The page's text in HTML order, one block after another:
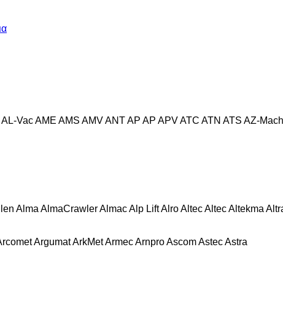
AL-VacAME AMS AMVANTAP AP APVATC ATN ATS AZ-
Alma AlmaCrawlerAlmacAlp LiftAlroAltecAltecAltekma
ArgumatArkMetArmecArnproAscomAstecAstra